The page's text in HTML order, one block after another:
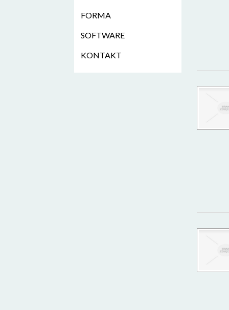
FORMA
SOFTWARE
KONTAKT